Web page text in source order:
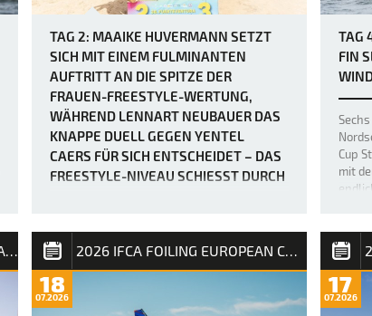
TAG 2: MAAIKE HUVERMANN SETZT
SICH MIT EINEM FULMINANTEN
AUFTRITT AN DIE SPITZE DER
FRAUEN-FREESTYLE-WERTUNG,
WÄHREND LENNART NEUBAUER DAS
KNAPPE DUELL GEGEN YENTEL
CAERS FÜR SICH ENTSCHEIDET – DAS
FREESTYLE-NIVEAU SCHIESST DURCH D
Der zweite Tag des PWA Grand Slam 2026
auf Fuerteventura hat die Erwartungen mehr
als erfüllt, denn die Akrobaten der
Freestyle-Welt haben erneut die Messlatte
dafür höher gelegt, was im Freestyle-
TAG
FIN
Cup
mit
2026 FUERTEVENTURA PWA GRAND SLAM 2026 IFCA FOILING EUROPEAN CHAMPIONSHIP
18
07.2026 17
07.2026